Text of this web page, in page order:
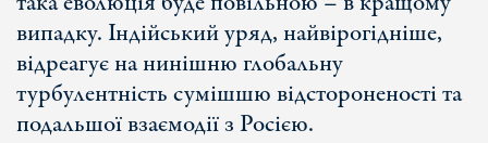
випадку. Індійський уряд, найвірогідніше,
відреагує на нинішню глобальну
турбулентність сумішшю відстороненості та
подальшої взаємодії з Росією.